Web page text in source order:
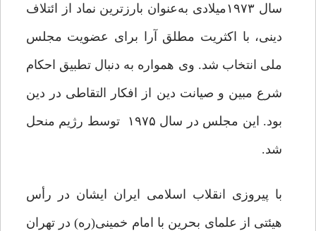
سال ۱۹۷۳میلادی به‌عنوان بارزترین نماد از ائتلاف
دینی، با اکثریت مطلق آرا برای عضویت مجلس
ملی انتخاب شد. وی همواره به دنبال تطبیق احکام
شرع مبین و صیانت دین از افکار التقاطی در دین
بود. این مجلس در سال ۱۹۷۵ توسط رژیم منحل
شد.
با پیروزی انقلاب اسلامی ایران ایشان در رأس
هیئتی از علمای بحرین با امام خمینی(ره) در تهران